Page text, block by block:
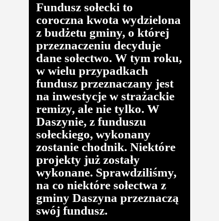
Fundusz sołecki to
coroczna kwota wydzielona
z budżetu gminy, o której
przeznaczeniu decyduje
dane sołectwo. W tym roku,
w wielu przypadkach
fundusz przeznaczany jest
na inwestycje w strażackie
remizy, ale nie tylko. W
Daszynie, z funduszu
sołeckiego, wykonany
zostanie chodnik. Niektóre
projekty już zostały
wykonane. Sprawdziliśmy,
na co niektóre sołectwa z
gminy Daszyna przeznaczą
swój fundusz.